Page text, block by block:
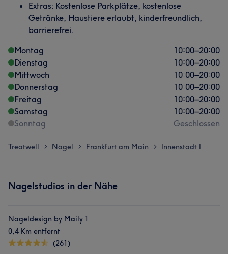
Extras: Kostenlose Parkplätze, kostenlose
Getränke, Haustiere erlaubt, kinderfreundlich,
barrierefrei.
Montag
10:00–20:00
Dienstag
10:00–20:00
Mittwoch
10:00–20:00
Donnerstag
10:00–20:00
Freitag
10:00–20:00
Samstag
10:00–20:00
Sonntag
Geschlossen
Treatwell > Nägel > Frankfurt am Main > Innenstadt I
Nagelstudios in der Nähe
Nageldesign by Maily 1
0,4 Km entfernt
(261)